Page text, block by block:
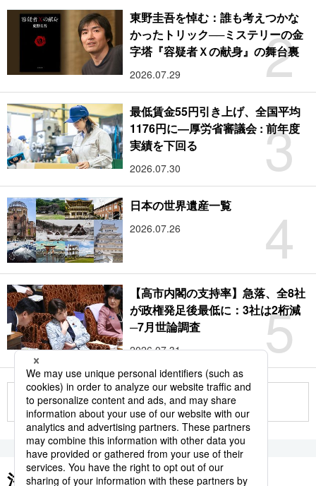
2
東野圭吾を悼む：誰も考えつかな
かったトリック──ミステリーの金
字塔『容疑者Ｘの献身』の舞台裏
2026.07.29
3
最低賃金55円引き上げ、全国平均
1176円に―厚労省審議会 : 前年度
実績を下回る
2026.07.30
4
日本の世界遺産一覧
2026.07.26
5
【高市内閣の支持率】急落、全8社
が政権発足後最低に：3社は2桁減
─7月世論調査
2026.07.31
もっと見る
注目のキーワード